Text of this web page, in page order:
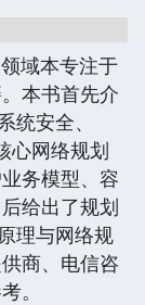
领域本专注于
本书首先介
统安全、
心网络规划
务模型、容
给出了规划
理与网络规
商、电信咨
。